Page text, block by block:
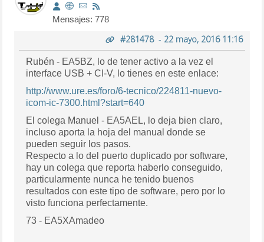
Mensajes: 778
#281478- 22 mayo, 2016 11:16
Rubén - EA5BZ, lo de tener activo a la vez el
interface USB + CI-V, lo tienes en este enlace:
http://www.ure.es/foro/6-tecnico/224811-nuevo-
icom-ic-7300.html?start=640
El colega Manuel - EA5AEL, lo deja bien claro,
incluso aporta la hoja del manual donde se
pueden seguir los pasos.
Respecto a lo del puerto duplicado por software,
hay un colega que reporta haberlo conseguido,
particularmente nunca he tenido buenos
resultados con este tipo de software, pero por lo
visto funciona perfectamente.
73 - EA5XAmadeo